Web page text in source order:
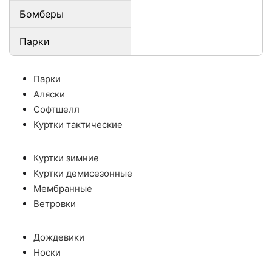
Бомберы
Парки
Парки
Аляски
Софтшелл
Куртки тактические
Куртки зимние
Куртки демисезонные
Мембранные
Ветровки
Дождевики
Носки